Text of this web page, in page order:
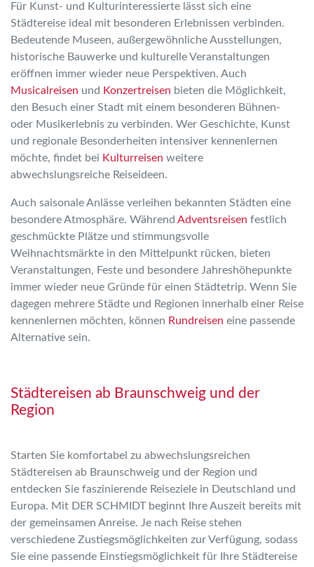
Für Kunst- und Kulturinteressierte lässt sich eine
Städtereise ideal mit besonderen Erlebnissen verbinden.
Bedeutende Museen, außergewöhnliche Ausstellungen,
historische Bauwerke und kulturelle Veranstaltungen
eröffnen immer wieder neue Perspektiven. Auch
Musicalreisen und Konzertreisen bieten die Möglichkeit,
den Besuch einer Stadt mit einem besonderen Bühnen-
oder Musikerlebnis zu verbinden. Wer Geschichte, Kunst
und regionale Besonderheiten intensiver kennenlernen
möchte, findet bei Kulturreisen weitere
abwechslungsreiche Reiseideen.
Auch saisonale Anlässe verleihen bekannten Städten eine
besondere Atmosphäre. Während Adventsreisen festlich
geschmückte Plätze und stimmungsvolle
Weihnachtsmärkte in den Mittelpunkt rücken, bieten
Veranstaltungen, Feste und besondere Jahreshöhepunkte
immer wieder neue Gründe für einen Städtetrip. Wenn Sie
dagegen mehrere Städte und Regionen innerhalb einer Reise
kennenlernen möchten, können Rundreisen eine passende
Alternative sein.
Städtereisen ab Braunschweig und der
Region
Starten Sie komfortabel zu abwechslungsreichen
Städtereisen ab Braunschweig und der Region und
entdecken Sie faszinierende Reiseziele in Deutschland und
Europa. Mit DER SCHMIDT beginnt Ihre Auszeit bereits mit
der gemeinsamen Anreise. Je nach Reise stehen
verschiedene Zustiegsmöglichkeiten zur Verfügung, sodass
Sie eine passende Einstiegsmöglichkeit für Ihre Städtereise